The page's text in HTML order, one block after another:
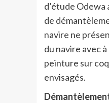
d’étude Odewa
de
navire ne
du navire avec
peinture sur
envisagés.